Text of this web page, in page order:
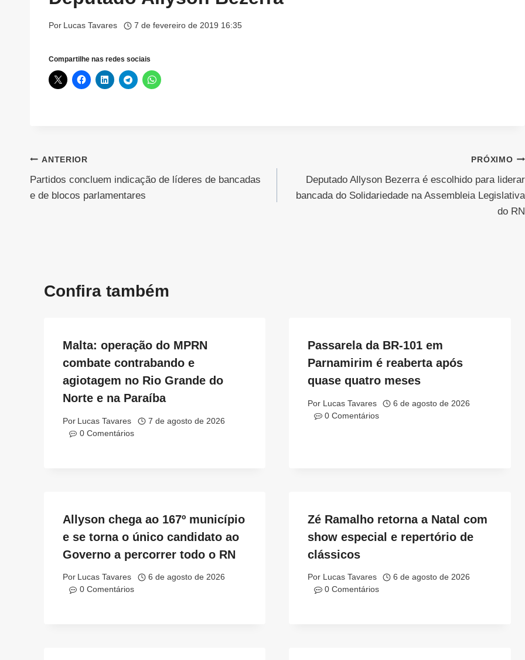
Por Lucas Tavares 7 de fevereiro de 2019 16:35
Compartilhe nas redes sociais
Navegação
de
ANTERIOR
Partidos concluem indicação de líderes de bancadas
e de blocos parlamentares
PRÓXIMO
Deputado Allyson Bezerra é escolhido para liderar
bancada do Solidariedade na Assembleia Legislativa
do RN
Confira também
Malta: operação do MPRN
combate contrabando e
agiotagem no Rio Grande do
Norte e na Paraíba
Por Lucas Tavares
7 de agosto de 2026
0 Comentários
Passarela da BR-101 em
Parnamirim é reaberta após
quase quatro meses
Por Lucas Tavares
6 de agosto de 2026
0 Comentários
Allyson chega ao 167º município
e se torna o único candidato ao
Governo a percorrer todo o RN
Por Lucas Tavares
6 de agosto de 2026
0 Comentários
Zé Ramalho retorna a Natal com
show especial e repertório de
clássicos
Por Lucas Tavares
6 de agosto de 2026
0 Comentários